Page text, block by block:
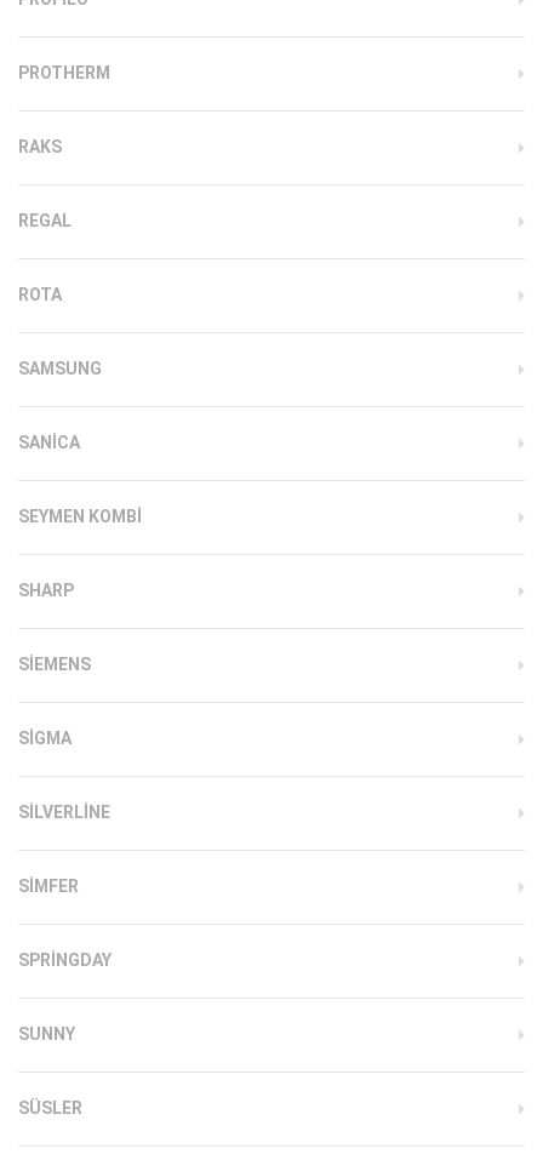
PROTHERM
RAKS
REGAL
ROTA
SAMSUNG
SANICA
SEYMEN KOMBI
SHARP
SIEMENS
SIGMA
SILVERLINE
SIMFER
SPRINGDAY
SUNNY
SÜSLER